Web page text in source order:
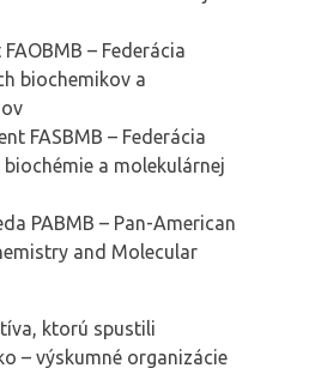
– Federácia
biochemikov a
FASBMB – Federácia
a molekulárnej
PABMB – Pan-American
and Molecular
ktorú spustili
– výskumné organizácie